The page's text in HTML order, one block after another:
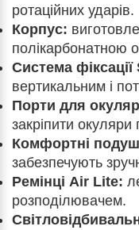
ротаційних ударів.
Корпус:
полікарбонатною
Система
вертикальним і
Порти для
закріпити окуляри
Комфортні
забезпечують
Ремінці Air Lite:
розподілювачем.